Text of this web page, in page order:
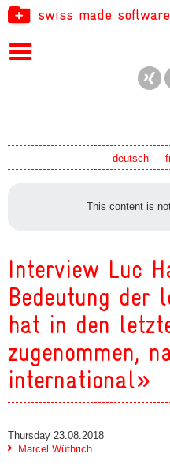
swiss made software
deutsch
This content is
Interview Luc
Bedeutung der
hat in den
zugenommen,
international»
Thursday 23.08.2018
Marcel Wüthrich